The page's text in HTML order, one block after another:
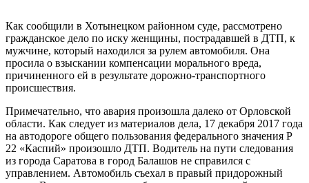
Как сообщили в Хотынецком районном суде, рассмотрено
гражданское дело по иску женщины, пострадавшей в ДТП, к
мужчине, который находился за рулем автомобиля. Она
просила о взыскании компенсации морального вреда,
причиненного ей в результате дорожно-транспортного
происшествия.
Примечательно, что авария произошла далеко от Орловской
области. Как следует из материалов дела, 17 декабря 2017 года
на автодороге общего пользования федерального значения Р
22 «Каспий» произошло ДТП. Водитель на пути следования
из города Саратова в город Балашов не справился с
управлением. Автомобиль съехал в правый придорожный